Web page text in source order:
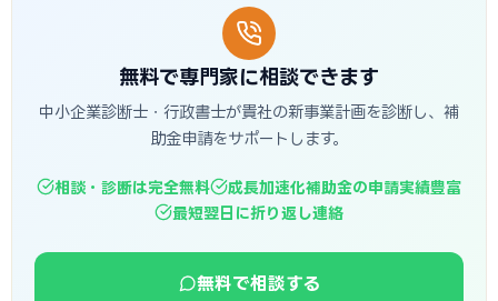
無料で専門家に相談できます
中小企業診断士・行政書士が貴社の新事業計画を診断し、補
助金申請をサポートします。
相談・診断は完全無料
成長加速化補助金の申請実績豊富
最短翌日に折り返し連絡
無料で相談する